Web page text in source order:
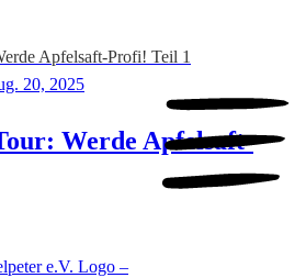
20, 2025
Werde Apfelsaft-